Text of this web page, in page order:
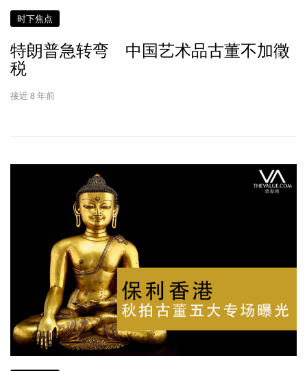
时下焦点
特朗普急转弯 中国艺术品古董不加徵
税
接近 8 年前